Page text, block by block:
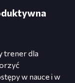
trener dla
w nauce i w